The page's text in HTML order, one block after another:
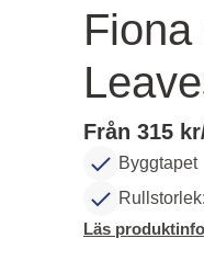
Från 315
Byggtapet
Läs